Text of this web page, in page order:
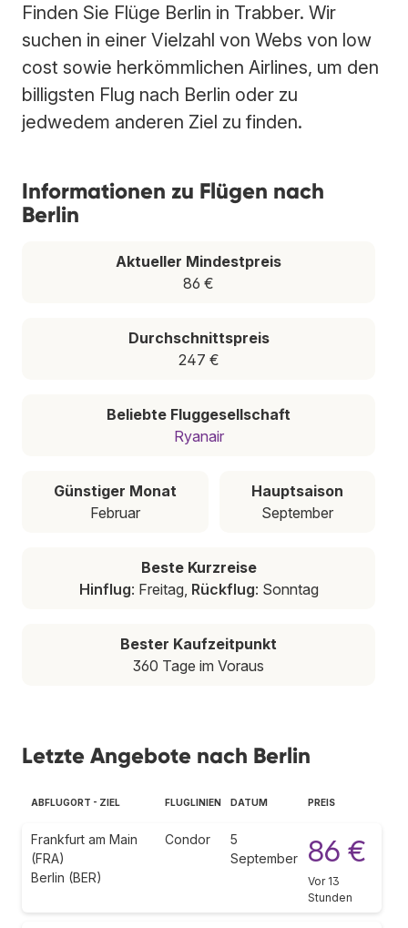
Finden Sie Flüge Berlin in Trabber. Wir
suchen in einer Vielzahl von Webs von low
cost sowie herkömmlichen Airlines, um den
billigsten Flug nach Berlin oder zu
jedwedem anderen Ziel zu finden.
Informationen zu Flügen nach
Berlin
Aktueller Mindestpreis
86 €
Durchschnittspreis
247 €
Beliebte Fluggesellschaft
Ryanair
Günstiger Monat
Februar
Hauptsaison
September
Beste Kurzreise
Hinflug: Freitag, Rückflug: Sonntag
Bester Kaufzeitpunkt
360 Tage im Voraus
Letzte Angebote nach Berlin
ABFLUGORT - ZIEL FLUGLINIEN DATUM PREIS
Frankfurt am Main
(FRA)
Berlin (BER)
Condor
5
September
86 €
Vor 13
Stunden